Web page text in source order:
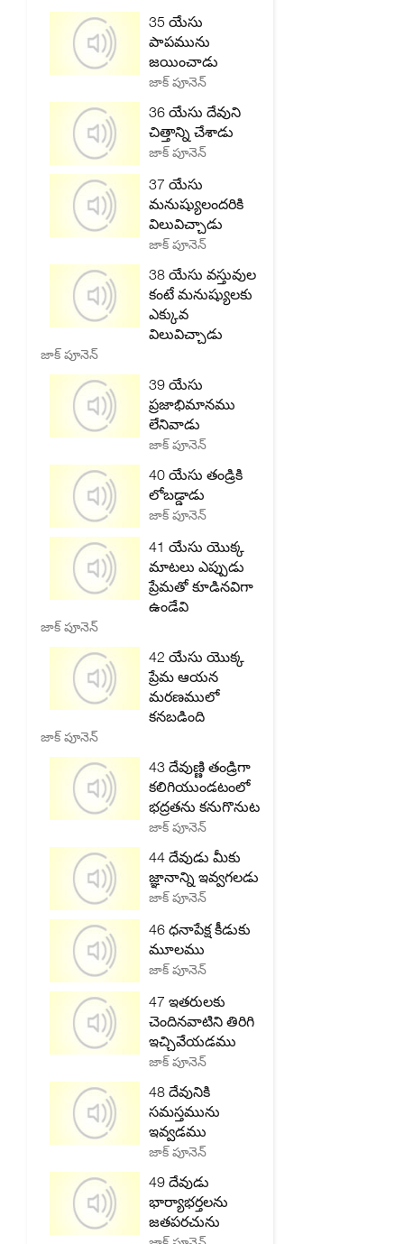
35 యేసు
పాపమును
జయించాడు
జాక్ పూనెన్
36 యేసు దేవుని
చిత్తాన్ని చేశాడు
జాక్ పూనెన్
37 యేసు
మనుష్యులందరికి
విలువిచ్చాడు
జాక్ పూనెన్
38 యేసు వస్తువుల
కంటే మనుష్యులకు
ఎక్కువ
విలువిచ్చాడు
జాక్ పూనెన్
39 యేసు
ప్రజాభిమానము
లేనివాడు
జాక్ పూనెన్
40 యేసు తండ్రికి
లోబడ్డాడు
జాక్ పూనెన్
41 యేసు యొక్క
మాటలు ఎప్పుడు
ప్రేమతో కూడినవిగా
ఉండేవి
జాక్ పూనెన్
42 యేసు యొక్క
ప్రేమ ఆయన
మరణములో
కనబడింది
జాక్ పూనెన్
43 దేవుణ్ణి తండ్రిగా
కలిగియుండటంలో
భద్రతను కనుగొనుట
జాక్ పూనెన్
44 దేవుడు మీకు
జ్ఞానాన్ని ఇవ్వగలడు
జాక్ పూనెన్
46 ధనాపేక్ష కీడుకు
మూలము
జాక్ పూనెన్
47 ఇతరులకు
చెందినవాటిని తిరిగి
ఇచ్చివేయడము
జాక్ పూనెన్
48 దేవునికి
సమస్తమును
ఇవ్వడము
జాక్ పూనెన్
49 దేవుడు
భార్యాభర్తలను
జతపరచును